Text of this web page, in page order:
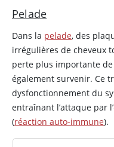
Pelade
Dans la pelade, des
irrégulières de cheveux
perte plus importante
également survenir. Ce
dysfonctionnement du
entraînant l’attaque par
(réaction auto-immune).